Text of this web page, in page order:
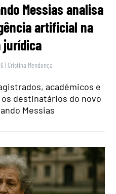
Messias analisa
artificial na
| Cristina Mendonça
académicos e
destinatários do novo
Messias